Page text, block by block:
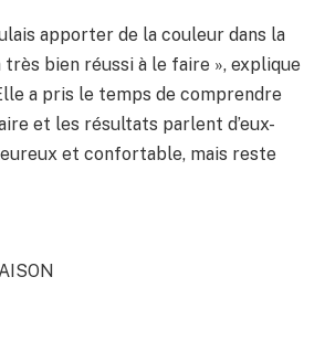
apporter de la couleur dans la
très bien réussi à le faire », explique
a pris le temps de comprendre
et les résultats parlent d’eux-
et confortable, mais reste